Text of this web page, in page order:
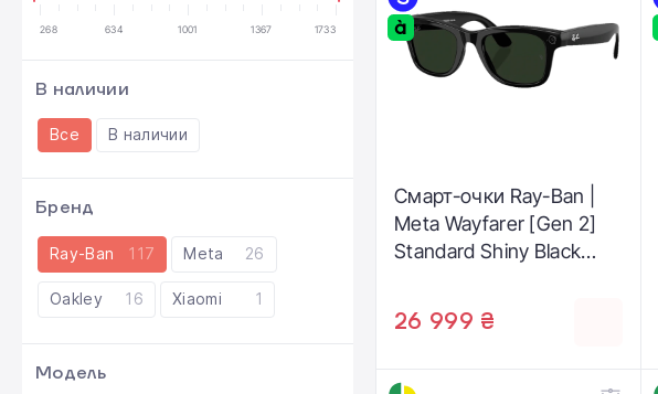
268 634 1001 1367 1733
В наличии
Все В наличии
Бренд
Ray-Ban 117 Meta 26
Oakley 16 Xiaomi 1
Модель
Смарт-очки Ray-Ban |
Meta Wayfarer [Gen 2]
Standard Shiny Black
(RW4012 601/1M 50-22)
26 999 ₴